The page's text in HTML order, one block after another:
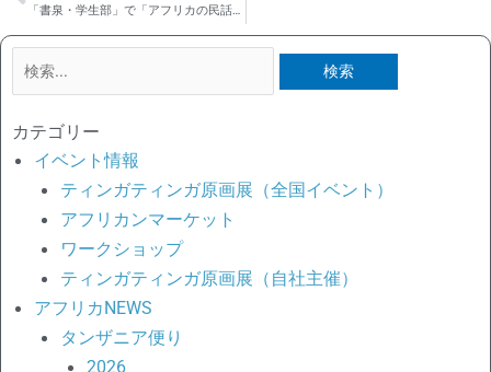
検
象:
カテゴリー
イベント情報
ティンガティンガ原画展（全国イベント）
アフリカンマーケット
ワークショップ
ティンガティンガ原画展（自社主催）
アフリカNEWS
タンザニア便り
2026